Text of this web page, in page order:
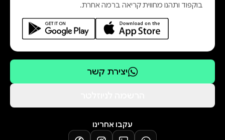
בוקפוד ותהנו מחווית קריאה ברמה אחרת.
יצירת קשר
עקבו אחרינו